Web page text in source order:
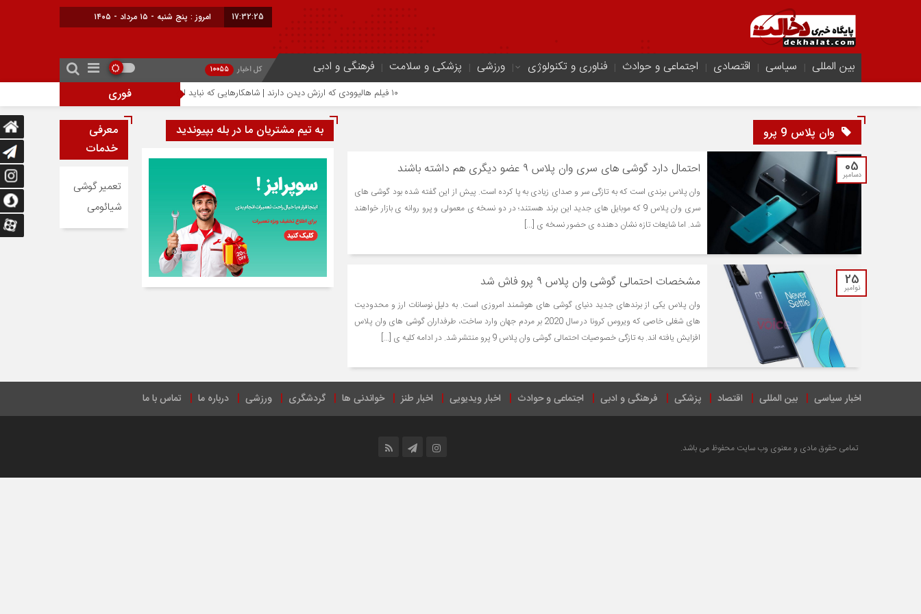
17:32:26 امروز : پنج شنبه - ۱۵ مرداد - ۱۴۰۵
بین المللی سیاسی اقتصادی اجتماعی و حوادث فناوری و تکنولوژی ورزشی پزشکی و سلامت فرهنگی و ادبی کل اخبار 10055
فوری
احتمال افزایش ۳۰۰ دلاری قیمت آیفون ۱۸ پرو؛ تراشه ۲ نانومتری عامل گرانی آیفون‌های جدید اپل
وان پلاس 9 پرو
05
دسامبر احتمال دارد گوشی های سری وان پلاس ۹ عضو دیگری هم داشته باشند
وان پلاس برندی است که به تازگی سر و صدای زیادی به پا کرده است. پیش از این گفته شده بود گوشی های
سری وان پلاس 9 که موبایل های جدید این برند هستند؛ در دو نسخه ی معمولی و پرو روانه ی بازار خواهند
شد. اما شایعات تازه نشان دهنده ی حضور نسخه ی [...]
25
نوامبر مشخصات احتمالی گوشی وان پلاس ۹ پرو فاش شد
وان پلاس یکی از برندهای جدید دنیای گوشی های هوشمند امروزی است. به دلیل نوسانات ارز و محدودیت
های شغلی خاصی که ویروس کرونا در سال 2020 بر مردم جهان وارد ساخت، طرفداران گوشی های وان پلاس
افزایش یافته اند. به تازگی خصوصیات احتمالی گوشی وان پلاس 9 پرو منتشر شد. در ادامه کلیه ی [...]
به تیم مشتریان ما در بله بپیوندید
معرفی
خدمات
تعمیر گوشی
شیائومی
اخبار سیاسی بین المللی اقتصاد پزشکی فرهنگی و ادبی اجتماعی و حوادث اخبار ویدیویی اخبار طنز خواندنی ها گردشگری ورزشی درباره ما تماس با ما
تمامی حقوق مادی و معنوی وب سایت محفوظ می باشد.